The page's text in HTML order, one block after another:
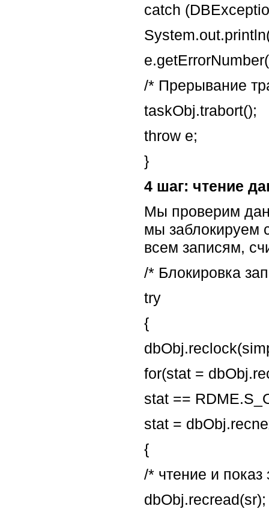
catch
/* Прерывание
taskObj.trabort();
throw e;
}
4 шаг: чтение
Мы проверим
мы заблокируем
всем записям,
/* Блокировка
try
{
for(stat =
stat ==
stat =
{
/* чтение и показ
dbObj.recread(sr);